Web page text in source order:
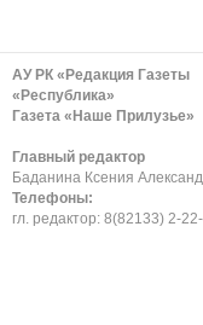
АУ РК «Редакция Газеты
«Республика»
Газета «Наше Прилузье»
Главный редактор
Баданина Ксения
Телефоны:
гл. редактор: 8(82133) 2-